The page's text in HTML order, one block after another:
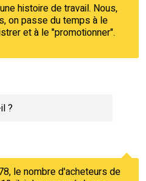
histoire de travail. Nous,
on passe du temps à le
et à le "promotionner".
?
le nombre d'acheteurs de